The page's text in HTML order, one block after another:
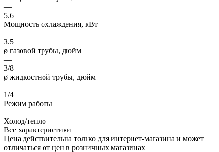
—
5.6
Мощность охлаждения, кВт
—
3.5
ø газовой трубы, дюйм
—
3/8
ø жидкостной трубы, дюйм
—
1/4
Режим работы
—
Холод/тепло
Все характеристики
Цена действительна только для интернет-магазина и может
отличаться от цен в розничных магазинах